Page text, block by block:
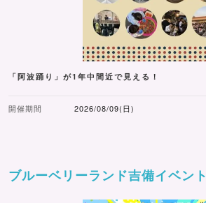
「阿波踊り」が1年中間近で見える！
開催期間 2026/08/09(日)
ブルーベリーランド吉備イベント